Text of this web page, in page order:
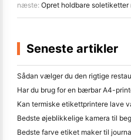
næste: Opret holdbare
Seneste artikler